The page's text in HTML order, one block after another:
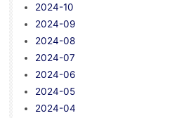
2024-10
2024-09
2024-08
2024-07
2024-06
2024-05
2024-04